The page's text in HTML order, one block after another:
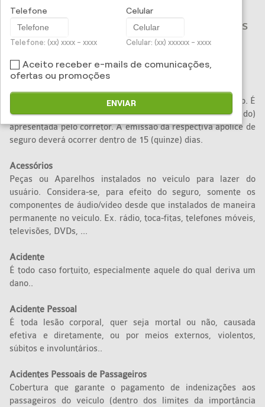
Segurador. O usuário deve observar as
definições estabelecidas pelos atos legais
e normativos vigentes.
Fonte: Fenaseg
Ato pelo qual o segurador aceita o risco que lhe foi proposto. É
a aprovação pela seguradora da proposta (do segurado)
apresentada pelo corretor. A emissão da respectiva apólice de
seguro deverá ocorrer dentro de 15 (quinze) dias.
Acessórios
Peças ou Aparelhos instalados no veículo para lazer do
usuário. Considera-se, para efeito do seguro, somente os
componentes de áudio/vídeo desde que instalados de maneira
permanente no veículo. Ex. rádio, toca-fitas, telefones móveis,
televisões, DVDs, ...
Acidente
É todo caso fortuito, especialmente aquele do qual deriva um
dano..
Acidente Pessoal
É toda lesão corporal, quer seja mortal ou não, causada
efetiva e diretamente, ou por meios externos, violentos,
súbitos e involuntários..
Acidentes Pessoais de Passageiros
Cobertura que garante o pagamento de indenizações aos
passageiros do veículo (dentro dos limites da importância
Telefone
Telefone: (xx) xxxx - xxxx
Celular
Celular: (xx) xxxxxx - xxxx
Aceito receber e-mails de comunicações,
ofertas ou promoções
ENVIAR